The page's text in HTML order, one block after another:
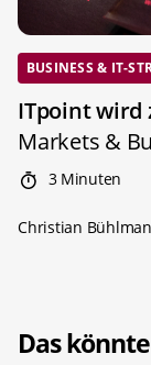
BUSINESS & IT-
ITpoint wird
Markets &
3 Minuten
Christian
Das